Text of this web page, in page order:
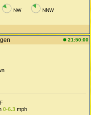
NW
NNW
-
-
21:50:00
0-6.3mph